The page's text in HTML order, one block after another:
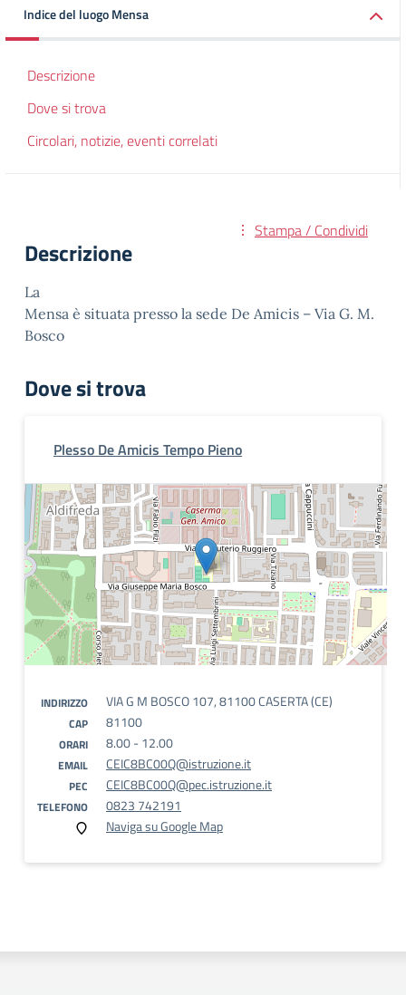
Indice del luogo Mensa
Descrizione
Dove si trova
Circolari, notizie, eventi correlati
Stampa / Condividi
Descrizione
La
Mensa è situata presso la sede De Amicis – Via G. M.
Bosco
Dove si trova
Plesso De Amicis Tempo Pieno
INDIRIZZO VIA G M BOSCO 107, 81100 CASERTA (CE)
CAP 81100
ORARI 8.00 - 12.00
EMAIL CEIC8BC00Q@istruzione.it
PEC CEIC8BC00Q@pec.istruzione.it
TELEFONO
0823 742191
Naviga su Google Map